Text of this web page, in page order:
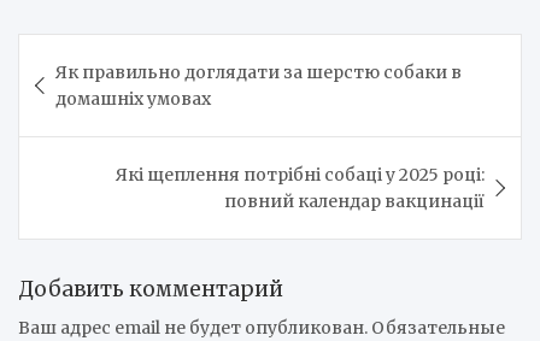
по
записям
Як правильно доглядати за шерстю собаки в
домашніх умовах
Які щеплення потрібні собаці у 2025 році:
повний календар вакцинації
Добавить комментарий
Ваш адрес email не будет опубликован. Обязательные